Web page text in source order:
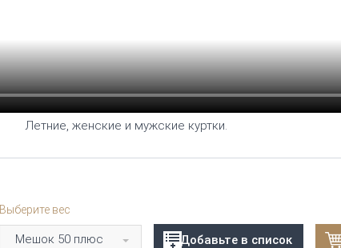
Летние, женские и мужские куртки.
Выберите вес
Мешок 50 плюс Добавьте в список